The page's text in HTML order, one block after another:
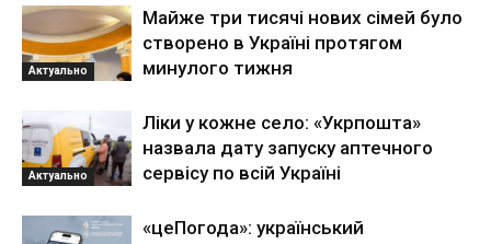
Актуально
Майже три тисячі нових сімей було
створено в Україні протягом
минулого тижня
Актуально
Ліки у кожне село: «Укрпошта»
назвала дату запуску аптечного
сервісу по всій Україні
«цеПогода»: український